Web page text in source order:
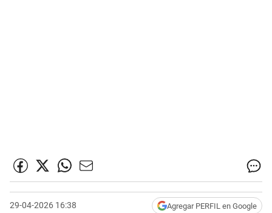
29-04-2026 16:38 Agregar PERFIL en Google